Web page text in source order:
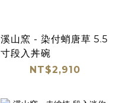
溪山窯 - 染付蛸唐草 5.5
寸段入丼碗
NT$2,910